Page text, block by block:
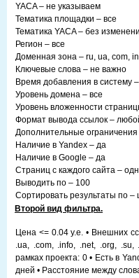
YACA – не указываем
Тематика площадки – все
Тематика YACA – без
Регион – все
Доменная зона – ru, ua, com,
Ключевые слова – не важно
Время добавления в систему
Уровень домена – все
Уровень вложенности
Формат вывода ссылок –
Дополнительные
Наличие в Yandex – да
Наличие в Google – да
Страниц с каждого сайта –
Выводить по – 100
Сортировать результаты по –
Второй вид фильтра.
Цена <= 0.04 у.е. • Внешних
.ua, .com, .info, .net, .org, .su,
рамках проекта: 0 • Есть в
дней • Расстояние между